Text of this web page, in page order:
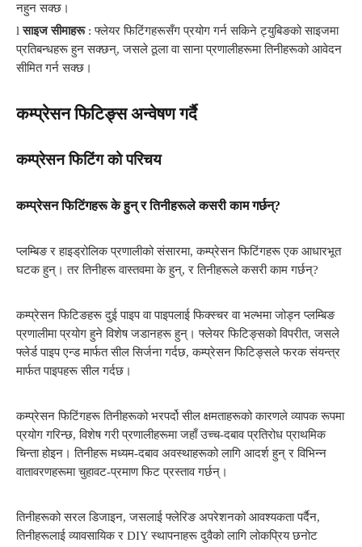
नहुन सक्छ।
lसाइज सीमाहरू : फ्लेयर फिटिंगहरूसँग प्रयोग गर्न सकिने ट्युबिङको साइजमा
प्रतिबन्धहरू हुन सक्छन्, जसले ठूला वा साना प्रणालीहरूमा तिनीहरूको आवेदन
सीमित गर्न सक्छ।
कम्प्रेसन फिटिङ्स अन्वेषण गर्दै
कम्प्रेसन फिटिंग को परिचय
कम्प्रेसन फिटिंगहरू के हुन् र तिनीहरूले कसरी काम गर्छन्?
प्लम्बिङ र हाइड्रोलिक प्रणालीको संसारमा, कम्प्रेसन फिटिंगहरू एक आधारभूत
घटक हुन्। तर तिनीहरू वास्तवमा के हुन्, र तिनीहरूले कसरी काम गर्छन्?
कम्प्रेसन फिटिङहरू दुई पाइप वा पाइपलाई फिक्स्चर वा भल्भमा जोड्न प्लम्बिङ
प्रणालीमा प्रयोग हुने विशेष जडानहरू हुन्। फ्लेयर फिटिङ्सको विपरीत, जसले
फ्लेर्ड पाइप एन्ड मार्फत सील सिर्जना गर्दछ, कम्प्रेसन फिटिङ्सले फरक संयन्त्र
मार्फत पाइपहरू सील गर्दछ।
कम्प्रेसन फिटिंगहरू तिनीहरूको भरपर्दो सील क्षमताहरूको कारणले व्यापक रूपमा
प्रयोग गरिन्छ, विशेष गरी प्रणालीहरूमा जहाँ उच्च-दबाव प्रतिरोध प्राथमिक
चिन्ता होइन। तिनीहरू मध्यम-दबाव अवस्थाहरूको लागि आदर्श हुन् र विभिन्न
वातावरणहरूमा चुहावट-प्रमाण फिट प्रस्ताव गर्छन्।
तिनीहरूको सरल डिजाइन, जसलाई फ्लेरिङ अपरेशनको आवश्यकता पर्दैन,
तिनीहरूलाई व्यावसायिक र DIY स्थापनाहरू दुवैको लागि लोकप्रिय छनोट